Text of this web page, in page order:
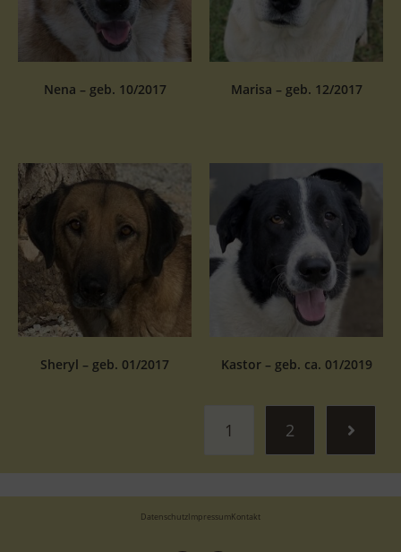
Nena – geb. 10/2017 Marisa – geb. 12/2017
Sheryl – geb. 01/2017 Kastor – geb. ca. 01/2019
1 2
DatenschutzImpressumKontakt